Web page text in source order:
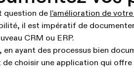
question de l’amélioration de
il est impératif de
CRM ou ERP.
en ayant des processus bien
de choisir une application qui